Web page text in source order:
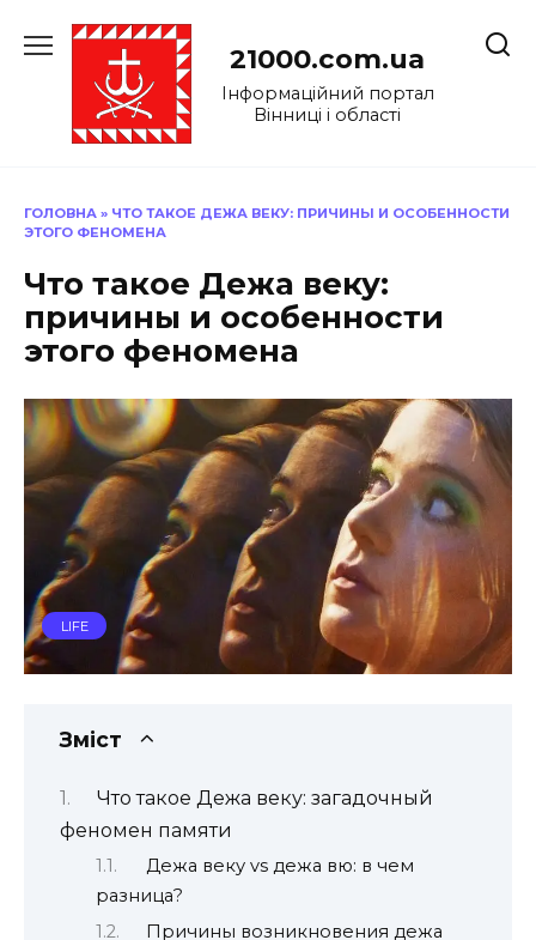
до
21000.com.ua
Інформаційний портал
Вінниці і області
ГОЛОВНА » ЧТО ТАКОЕ ДЕЖА ВЕКУ: ПРИЧИНЫ И ОСОБЕННОСТИ
ЭТОГО ФЕНОМЕНА
Что такое Дежа веку:
причины и особенности
этого феномена
LIFE
Зміст
Что такое Дежа веку: загадочный
феномен памяти
Дежа веку vs дежа вю: в чем
разница?
Причины возникновения дежа